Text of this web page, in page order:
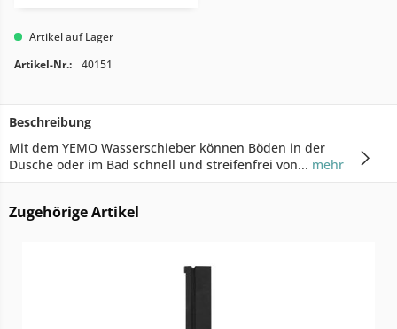
Artikel auf Lager
Artikel-Nr.:
40151
Beschreibung
Mit dem YEMO Wasserschieber können Böden in der
Dusche oder im Bad schnell und streifenfrei von... mehr
Zugehörige Artikel